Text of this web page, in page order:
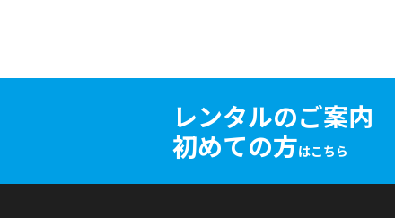
レンタルのご案内
初めての方はこちら